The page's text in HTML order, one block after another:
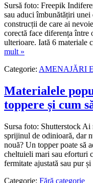
Sursă foto: Freepik
sau aduci îmbunătățiri unei
construcții de care ai
corectă face diferența între
ulterioare. Iată 6
mult »
Categorie: AMENAJĂRI
Materialele
toppere și cum
Sursa foto: Shutterstock Ai
sprijinul de odinioară, dar
nouă? Un topper poate să
cheltuieli mari sau eforturi
fermitate ajustată sau pur
Categorie: Fără categorie